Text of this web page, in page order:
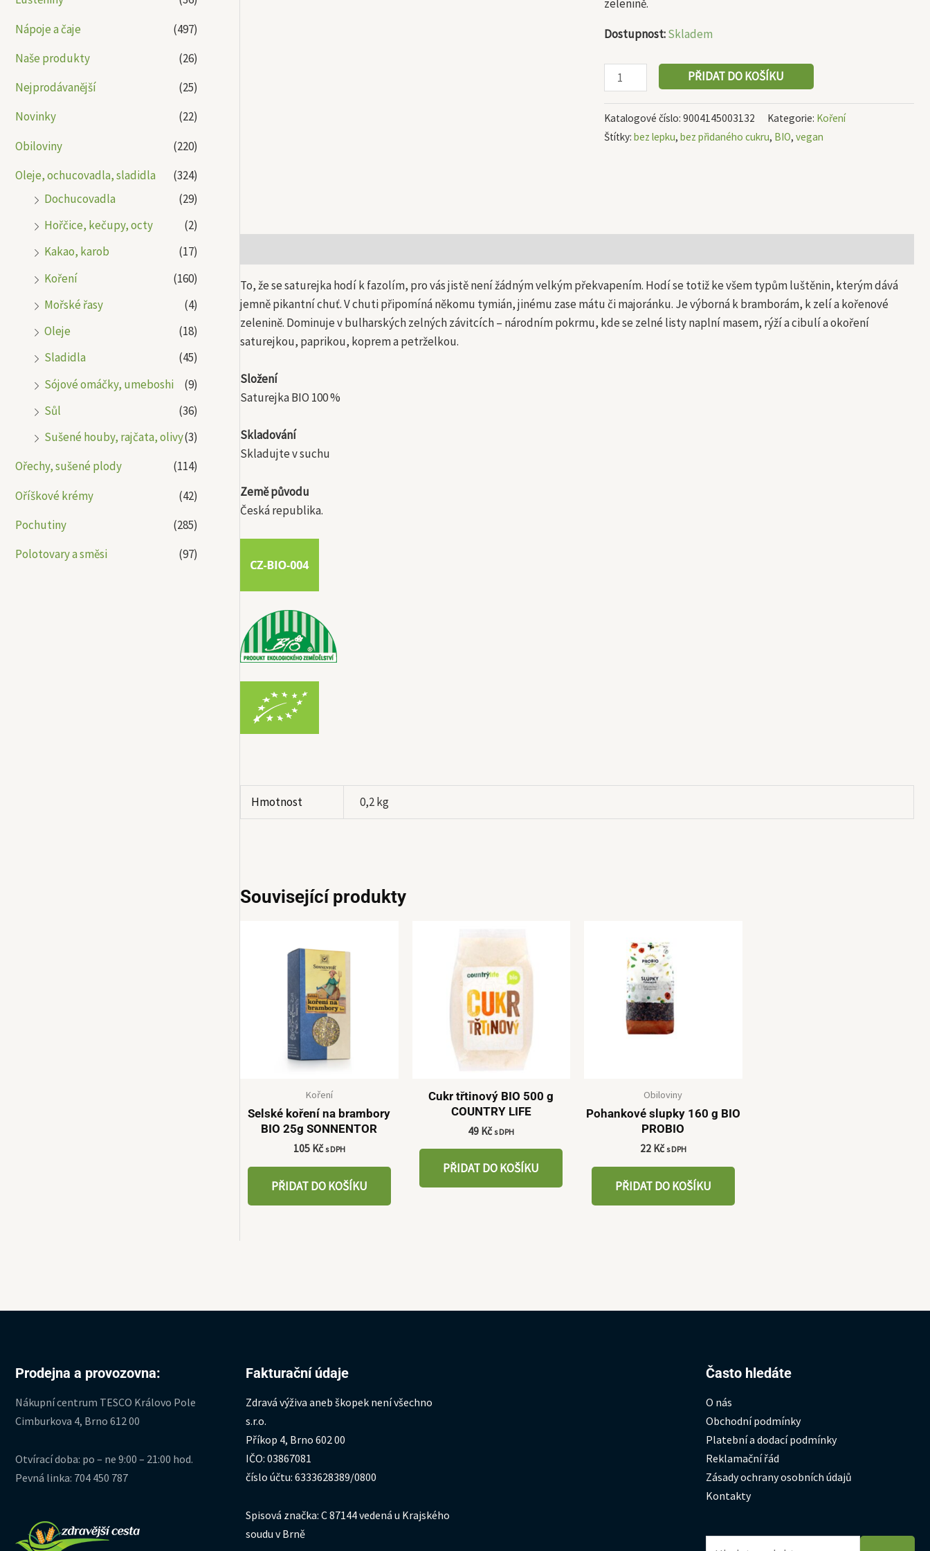
Nápoje a čaje
(497)
Naše produkty
(26)
Nejprodávanější
(25)
Novinky
(22)
Obiloviny
(220)
Oleje, ochucovadla, sladidla
(324)
Dochucovadla
(29)
Hořčice, kečupy, octy
(2)
Kakao, karob
(17)
Koření
(160)
Mořské řasy
(4)
Oleje
(18)
Sladidla
(45)
Sójové omáčky, umeboshi
(9)
Sůl
(36)
Sušené houby, rajčata, olivy(3)
Ořechy, sušené plody
(114)
Oříškové krémy
(42)
Pochutiny
(285)
Polotovary a směsi
(97)
zelenině.
Dostupnost:Skladem
PŘIDAT DO KOŠÍKU
Katalogové číslo: 9004145003132 Kategorie: Koření
Štítky: bez lepku, bez přidaného cukru, BIO, vegan
To, že se saturejka hodí k fazolím, pro vás jistě není žádným velkým překvapením. Hodí se totiž ke všem typům luštěnin, kterým dává
jemně pikantní chuť. V chuti připomíná někomu tymián, jinému zase mátu či majoránku. Je výborná k bramborám, k zelí a kořenové
zelenině. Dominuje v bulharských zelných závitcích – národním pokrmu, kde se zelné listy naplní masem, rýží a cibulí a okoření
saturejkou, paprikou, koprem a petrželkou.
Složení
Saturejka BIO 100 %
Skladování
Skladujte v suchu
Země původu
Česká republika.
Hmotnost 0,2 kg
Související produkty
Koření
Selské koření na brambory
BIO 25g SONNENTOR
105 Kč s DPH
PŘIDAT DO KOŠÍKU
Cukr třtinový BIO 500 g
COUNTRY LIFE
49 Kč s DPH
PŘIDAT DO KOŠÍKU
Obiloviny
Pohankové slupky 160 g BIO
PROBIO
22 Kč s DPH
PŘIDAT DO KOŠÍKU
Prodejna a provozovna:
Nákupní centrum TESCO Královo Pole
Cimburkova 4, Brno 612 00
Otvírací doba: po – ne 9:00 – 21:00 hod.
Pevná linka: 704 450 787
Fakturační údaje
Zdravá výživa aneb škopek není všechno
s.r.o.
Příkop 4, Brno 602 00
IČO: 03867081
číslo účtu: 6333628389/0800
Spisová značka: C 87144 vedená u Krajského
soudu v Brně
Často hledáte
O nás
Obchodní podmínky
Platební a dodací podmínky
Reklamační řád
Zásady ochrany osobních údajů
Kontakty
Hledat: